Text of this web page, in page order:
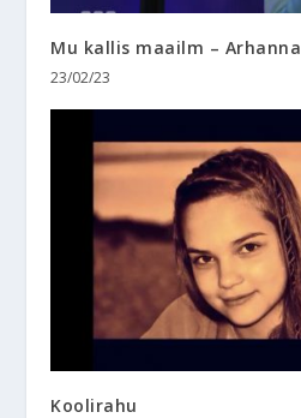
Mu kallis maailm – Arhanna
23/02/23
Koolirahu